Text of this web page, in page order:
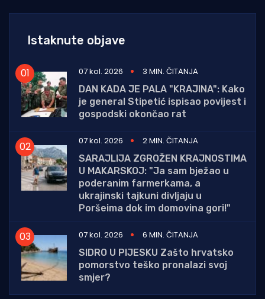
Istaknute objave
07 kol. 2026
3 MIN. ČITANJA
DAN KADA JE PALA "KRAJINA": Kako
je general Stipetić ispisao povijest i
gospodski okončao rat
07 kol. 2026
2 MIN. ČITANJA
SARAJLIJA ZGROŽEN KRAJNOSTIMA
U MAKARSKOJ: "Ja sam bježao u
poderanim farmerkama, a
ukrajinski tajkuni divljaju u
Poršeima dok im domovina gori!"
07 kol. 2026
6 MIN. ČITANJA
SIDRO U PIJESKU Zašto hrvatsko
pomorstvo teško pronalazi svoj
smjer?